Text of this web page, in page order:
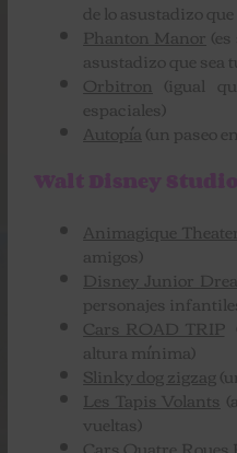
de lo asustadizo
Phanton Manor
asustadizo que sea
Orbitron (igual
espaciales)
Autopía(un paseo
Walt Disney
Animagique
amigos)
Disney Junior
personajes
Cars ROAD TRIP
altura mínima)
Slinky dog zigzag
Les Tapis Volants
vueltas)